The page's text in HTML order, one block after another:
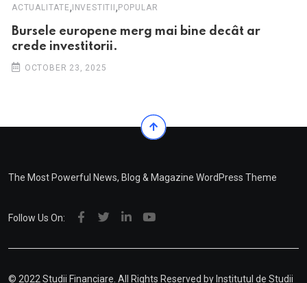
ACTUALITATE, INVESTITII , POPULAR
Bursele europene merg mai bine decât ar
crede investitorii.
OCTOBER 23, 2025
The Most Powerful News, Blog & Magazine WordPress Theme
Follow Us On:
© 2022 Studii Financiare. All Rights Reserved by Institutul de Studii